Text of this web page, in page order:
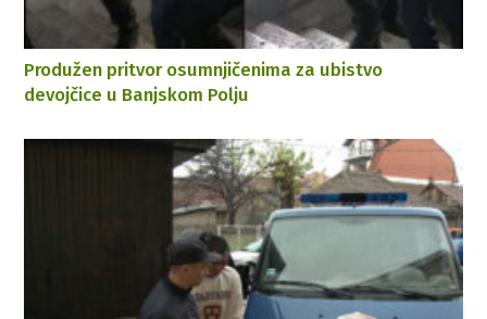
Produžen pritvor osumnjičenima za ubistvo
devojčice u Banjskom Polju